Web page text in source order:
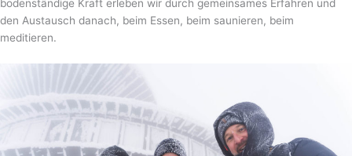
bodenständige Kraft erleben wir durch gemeinsames Erfahren und
den Austausch danach, beim Essen, beim saunieren, beim
meditieren.